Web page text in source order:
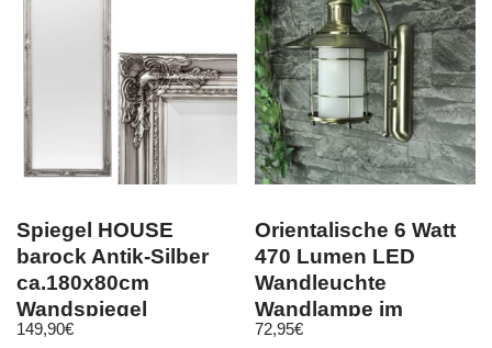
Spiegel HOUSE
barock Antik-Silber
ca.180x80cm
Wandspiegel
Flurspiegel
149,90€
Orientalische 6 Watt
470 Lumen LED
Wandleuchte
Wandlampe im
Jugendstil Leuchte
72,95€